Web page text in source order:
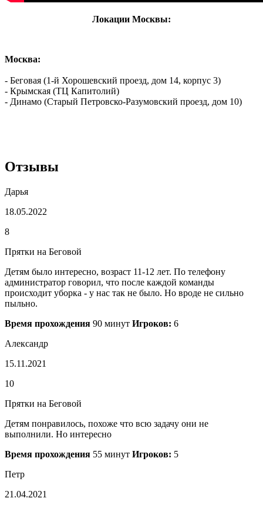
Локации Москвы:
Москва:
- Беговая (1-й Хорошевский проезд, дом 14, корпус 3)
- Крымская (ТЦ Капитолий)
- Динамо (Старый Петровско-Разумовский проезд, дом 10)
Отзывы
Дарья
18.05.2022
8
Прятки на Беговой
Детям было интересно, возраст 11-12 лет. По телефону
администратор говорил, что после каждой команды
происходит уборка - у нас так не было. Но вроде не сильно
пыльно.
Время прохождения 90 минут Игроков: 6
Александр
15.11.2021
10
Прятки на Беговой
Детям понравилось, похоже что всю задачу они не
выполнили. Но интересно
Время прохождения 55 минут Игроков: 5
Петр
21.04.2021